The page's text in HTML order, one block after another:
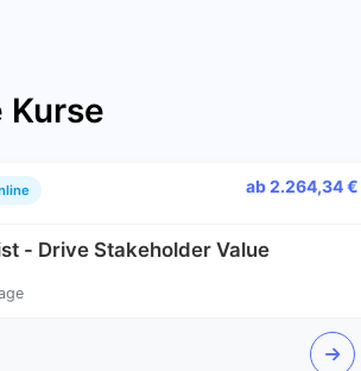
Kurse
ab 2.264,34 €
- Drive Stakeholder Value